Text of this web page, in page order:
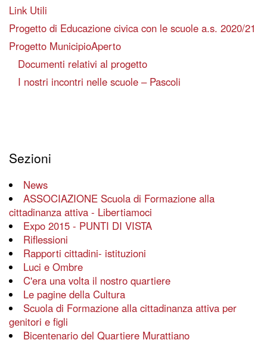
Link Utili
Progetto di Educazione civica con le scuole a.s. 2020/21
Progetto MunicipioAperto
Documenti relativi al progetto
I nostri incontri nelle scuole – Pascoli
Sezioni
News
ASSOCIAZIONE Scuola di Formazione alla
cittadinanza attiva - Libertiamoci
Expo 2015 - PUNTI DI VISTA
Riflessioni
Rapporti cittadini- istituzioni
Luci e Ombre
C'era una volta il nostro quartiere
Le pagine della Cultura
Scuola di Formazione alla cittadinanza attiva per
genitori e figli
Bicentenario del Quartiere Murattiano